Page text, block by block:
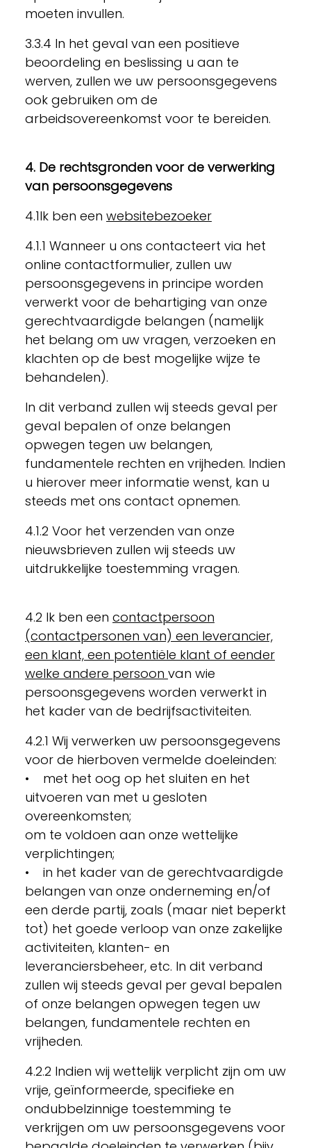
moeten invullen.
3.3.4 In het geval van een positieve
beoordeling en beslissing u aan te
werven, zullen we uw persoonsgegevens
ook gebruiken om de
arbeidsovereenkomst voor te bereiden.
4. De rechtsgronden voor de verwerking
van persoonsgegevens
4.1Ik ben een websitebezoeker
4.1.1 Wanneer u ons contacteert via het
online contactformulier, zullen uw
persoonsgegevens in principe worden
verwerkt voor de behartiging van onze
gerechtvaardigde belangen (namelijk
het belang om uw vragen, verzoeken en
klachten op de best mogelijke wijze te
behandelen).
In dit verband zullen wij steeds geval per
geval bepalen of onze belangen
opwegen tegen uw belangen,
fundamentele rechten en vrijheden. Indien
u hierover meer informatie wenst, kan u
steeds met ons contact opnemen.
4.1.2 Voor het verzenden van onze
nieuwsbrieven zullen wij steeds uw
uitdrukkelijke toestemming vragen.
4.2 Ik ben een contactpersoon
(contactpersonen van) een leverancier,
een klant, een potentiële klant of eender
welke andere persoon van wie
persoonsgegevens worden verwerkt in
het kader van de bedrijfsactiviteiten.
4.2.1 Wij verwerken uw persoonsgegevens
voor de hierboven vermelde doeleinden:
• met het oog op het sluiten en het
uitvoeren van met u gesloten
overeenkomsten;
om te voldoen aan onze wettelijke
verplichtingen;
• in het kader van de gerechtvaardigde
belangen van onze onderneming en/of
een derde partij, zoals (maar niet beperkt
tot) het goede verloop van onze zakelijke
activiteiten, klanten- en
leveranciersbeheer, etc. In dit verband
zullen wij steeds geval per geval bepalen
of onze belangen opwegen tegen uw
belangen, fundamentele rechten en
vrijheden.
4.2.2 Indien wij wettelijk verplicht zijn om uw
vrije, geïnformeerde, specifieke en
ondubbelzinnige toestemming te
verkrijgen om uw persoonsgegevens voor